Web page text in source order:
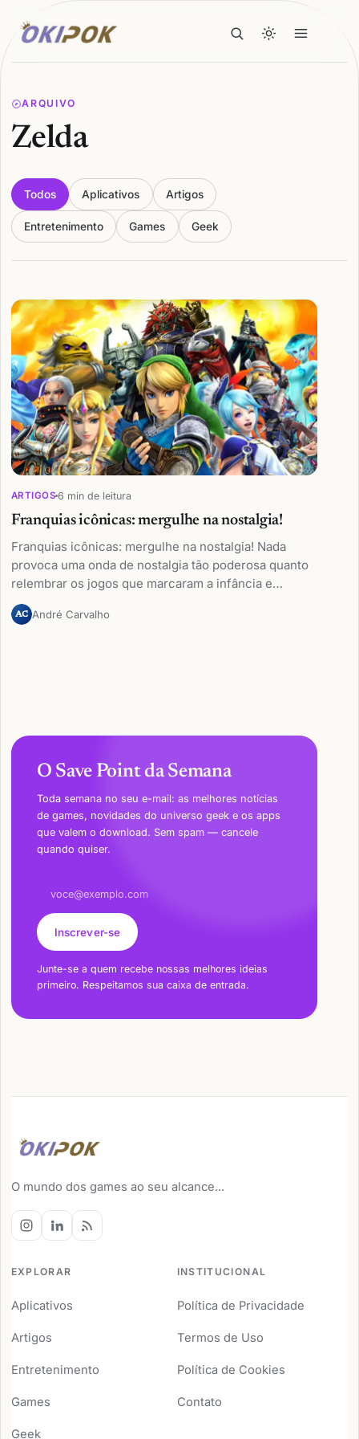
ARQUIVO
Zelda
Todos Aplicativos Artigos
Entretenimento Games Geek
Articles
ARTIGOS 6 min de leitura
Franquias icônicas: mergulhe na nostalgia!
Franquias icônicas: mergulhe na nostalgia! Nada
provoca uma onda de nostalgia tão poderosa quanto
relembrar os jogos que marcaram a infância e…
AC André Carvalho
O Save Point da Semana
Toda semana no seu e-mail: as melhores notícias
de games, novidades do universo geek e os apps
que valem o download. Sem spam — cancele
quando quiser.
Inscrever-se
Junte-se a quem recebe nossas melhores ideias
primeiro. Respeitamos sua caixa de entrada.
O mundo dos games ao seu alcance...
EXPLORAR
Aplicativos
Artigos
Entretenimento
Games
Geek
INSTITUCIONAL
Política de Privacidade
Termos de Uso
Política de Cookies
Contato